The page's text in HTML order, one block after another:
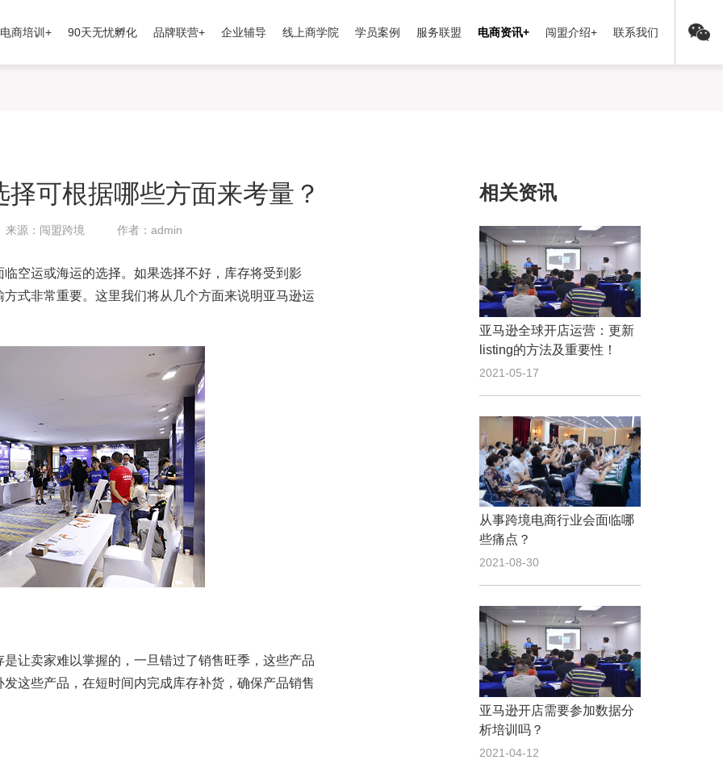
电商培训+ 90天无忧孵化 品牌联营+ 企业辅导 线上商学院 学员案例 服务联盟 电商资讯+ 闯盟介绍+ 联系我们
可根据哪些方面来考量？
来源：闯盟跨境 作者：admin
临空运或海运的选择。如果选择不好，库存将受到影
式非常重要。这里我们将从几个方面来说明亚马逊运
卖家难以掌握的，一旦错过了销售旺季，这些产品
这些产品，在短时间内完成库存补货，确保产品销售
相关资讯
亚马逊全球开店运营：更新
listing的方法及重要性！
2021-05-17
从事跨境电商行业会面临哪
些痛点？
2021-08-30
亚马逊开店需要参加数据分
析培训吗？
2021-04-12